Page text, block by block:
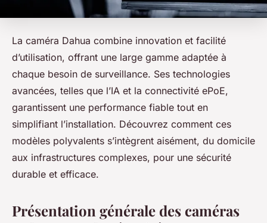
La caméra Dahua combine innovation et facilité
d’utilisation, offrant une large gamme adaptée à
chaque besoin de surveillance. Ses technologies
avancées, telles que l’IA et la connectivité ePoE,
garantissent une performance fiable tout en
simplifiant l’installation. Découvrez comment ces
modèles polyvalents s’intègrent aisément, du domicile
aux infrastructures complexes, pour une sécurité
durable et efficace.
Présentation générale des caméras